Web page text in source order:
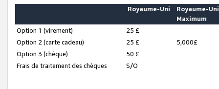
Royaume-Uni
Royaume-Uni
Maximum
Option 1 (virement)
25 £
Option 2 (carte cadeau)
25 £
5,000£
Option 3 (chèque)
50 £
Frais de traitement des chèques
S/O